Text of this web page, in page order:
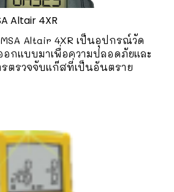
Altair 4XR
Altair 4XR เป็นอุปกรณ์วัด
กแบบมาเพื่อความปลอดภัยและ
ตรวจจับแก๊สที่เป็นอันตราย